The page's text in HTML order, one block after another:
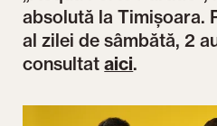
absolută la Timișoara.
al zilei de sâmbătă, 2
consultataici.